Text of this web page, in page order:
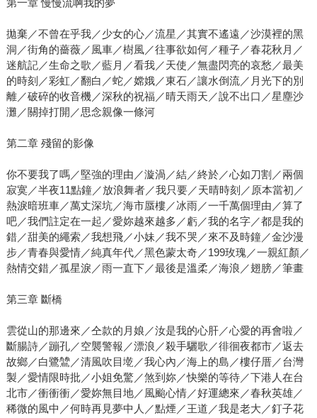
第一章 慢慢流啊我的夢
拋棄／不曾在乎我／少女的心／流星／其實不遙遠／沙漠裡的黑
洞／街角的薔薇／風車／樹風／往事欲如何／種子／春花秋月／
迷航記／生命之歌／藍月／看我／天使／無盡閃亮的哀愁／最美
的時刻／彩虹／翻白／蛇／嫦娥／東石／讓水倒流／月光下的別
離／破碎的收音機／深秋的祝福／晴天雨天／說不出口／星塵沙
灘／關掉打開／思念親像一條河
第二章 殘留的影像
你不要我了嗎／堅強的理由／漩渦／結／終於／心如刀割／兩個
寂寞／半夜11點鐘／放浪舞者／我只要／天晴時刻／原本當初／
熱淚暗班車／萬丈深坑／海市蜃樓／冰雨／一千萬個理由／算了
吧／我們註定在一起／愛妳越來越多／虧／我的名字／都是我的
錯／甜美的繩索／我想飛／小妹／我不哭／來不及時鐘／金沙漫
步／青春與愛情／純真年代／黑色蒙太奇／199玫瑰／一親紅顏／
熱情交錯／孤星淚／雨一直下／最後是溫柔／海浪／翅膀／筆畫
第三章 斷橋
雲從山的那邊來／仝款的月娘／汝是我的心肝／心愛的再會啦／
斷腸詩／蹦孔／空襲警報／漂浪／殺手驪歌／徘徊夜都市／返去
故鄉／白鷺鷥／清風吹目墘／我心內／海上的島／樓仔厝／台灣
製／愛情限時批／小姐免驚／煞到妳／快樂的等待／下港人在台
北市／衝衝衝／愛妳無目地／風颱心情／好運總來／春秋英雄／
稀微的風中／何時再見夢中人／點煙／王道／我是老大／釘子花